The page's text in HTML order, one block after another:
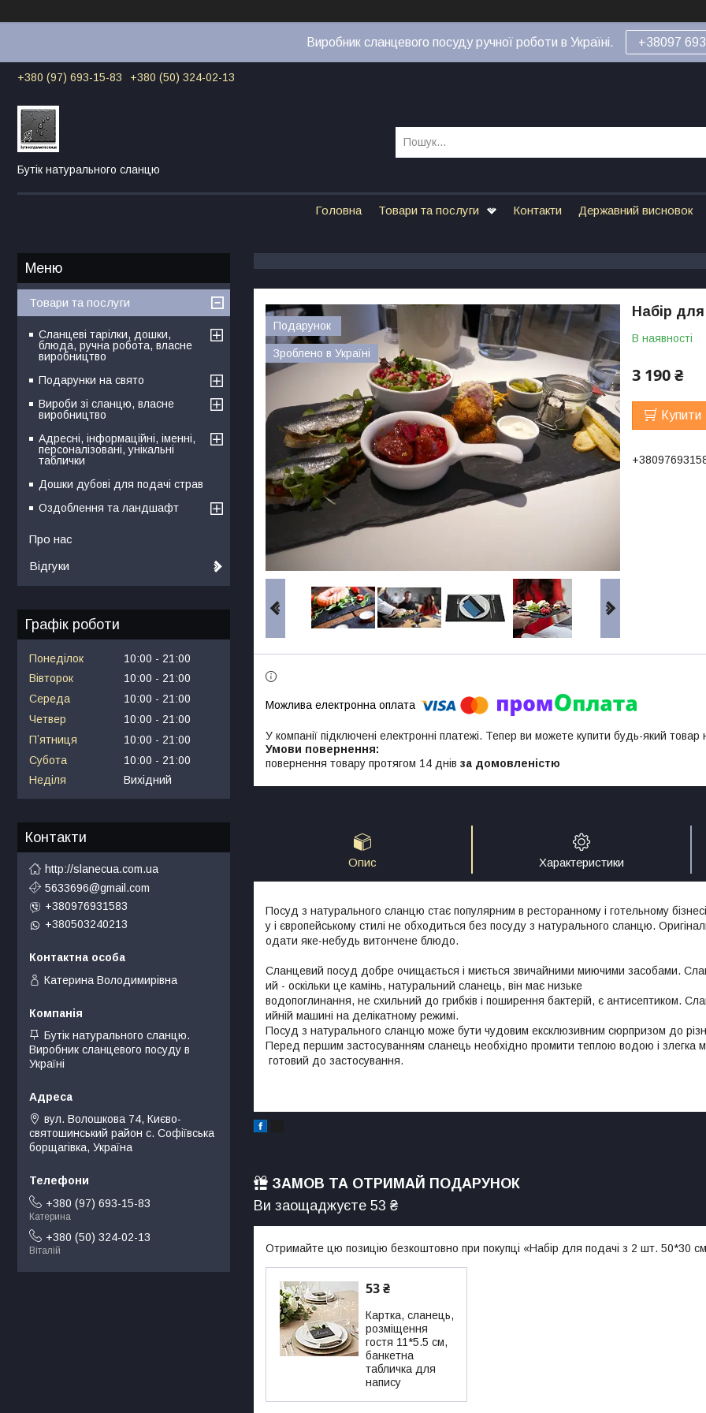
Виробник сланцевого посуду ручної роботи в Україні. +38097
+380 (97) 693-15-83 +380 (50) 324-02-13
Бутік натурального сланцю
Головна Товари та послуги Контакти Державний висновок
Зроблено в Україні
Подарунок
Набір
В наявності
3 190 ₴
Купити
У компанії підключені електронні платежі. Тепер ви можете купити будь-який
повернення товару протягом 14 днів за домовленістю
Опис Характеристики
Посуд з натурального сланцю стає популярним в ресторанному і готельному
у і європейському стилі не обходиться без посуду з натурального сланцю.
одати яке-небудь витончене блюдо.
Сланцевий посуд добре очищається і миється звичайними миючими засобами.
ий - оскільки це камінь, натуральний сланець, він має низьке
водопоглинання, не схильний до грибків і поширення бактерій, є антисептиком.
ийній машині на делікатному режимі.
Посуд з натурального сланцю може бути чудовим ексклюзивним сюрпризом до
Перед першим застосуванням сланець необхідно промити теплою водою і злегка
готовий до застосування.
ЗАМОВ ТА ОТРИМАЙ ПОДАРУНОК
Ви заощаджуєте 53 ₴
Отримайте цю позицію безкоштовно при покупці «Набір для подачі з 2 шт. 50*30
53 ₴
Картка, сланець,
розміщення
гостя 11*5.5 см,
банкетна
табличка для
напису
Товари та послуги
Сланцеві тарілки, дошки,
блюда, ручна робота, власне
виробництво
Подарунки на свято
Вироби зі сланцю, власне
виробництво
Адресні, інформаційні, іменні,
персоналізовані, унікальні
таблички
Дошки дубові для подачі страв
Оздоблення та ландшафт
Про нас
Відгуки
Графік роботи
Понеділок 10:00
21:00
Вівторок
10:00
21:00
Середа
10:00
21:00
Четвер
10:00
21:00
Пʼятниця
10:00
21:00
Субота
10:00
21:00
Неділя
Вихідний
Контакти
http://slanecua.com.ua
5633696@gmail.com
+380976931583
+380503240213
Катерина Володимирівна
Бутік натурального сланцю.
Виробник сланцевого посуду в
Україні
вул. Волошкова 74, Києво-
святошинський район с. Софіївська
борщагівка, Україна
+380 (97) 693-15-83
Катерина
+380 (50) 324-02-13
Віталій